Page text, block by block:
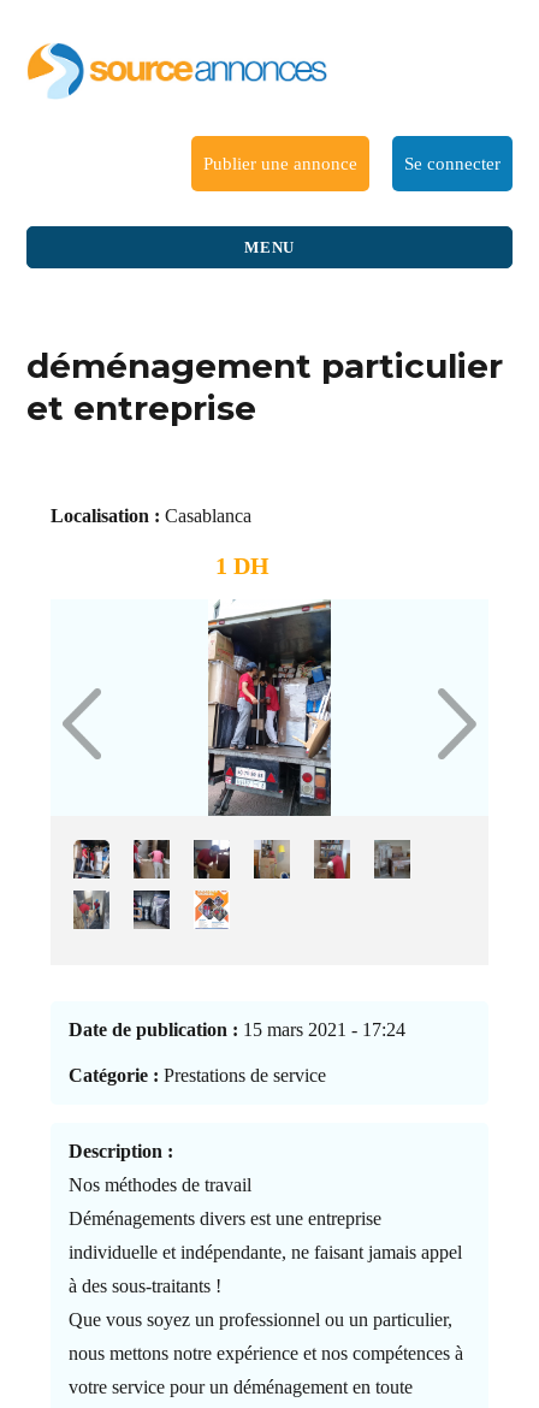
Publier une annonce Se connecter
MENU
déménagement particulier
et entreprise
Localisation : Casablanca
1 DH
Date de publication : 15 mars 2021 - 17:24
Catégorie : Prestations de service
Description :
Nos méthodes de travail
Déménagements divers est une entreprise
individuelle et indépendante, ne faisant jamais appel
à des sous-traitants !
Que vous soyez un professionnel ou un particulier,
nous mettons notre expérience et nos compétences à
votre service pour un déménagement en toute